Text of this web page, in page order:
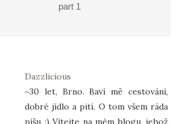
part 1
Dazzlicious
~30 let, Brno. Baví mě cestování,
dobré jídlo a pití. O tom všem ráda
píšu :) Vítejte na mém blogu, jehož